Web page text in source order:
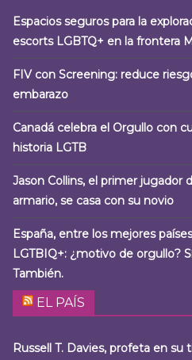
Espacios seguros para la
escorts LGBTQ+ en la frontera
FIV con Screening: reduce
embarazo
Canadá celebra el Orgullo con
historia LGTB
Jason Collins, el primer jugador
armario, se casa con su novio
España, entre los mejores
LGTBIQ+: ¿motivo de orgullo?
También.
EL PAÍS
Russell T. Davies, profeta en su